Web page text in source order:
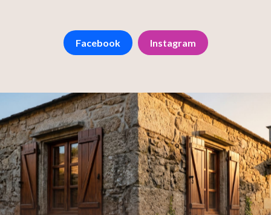
Facebook Instagram